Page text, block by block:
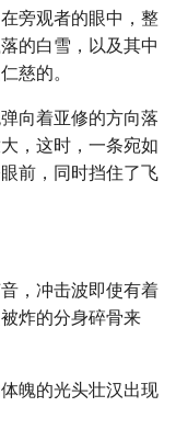
旁观者的眼中，整
的白雪，以及其中
慈的。
向着亚修的方向落
，这时，一条宛如
前，同时挡住了飞
，冲击波即使有着
炸的分身碎骨来
魄的光头壮汉出现